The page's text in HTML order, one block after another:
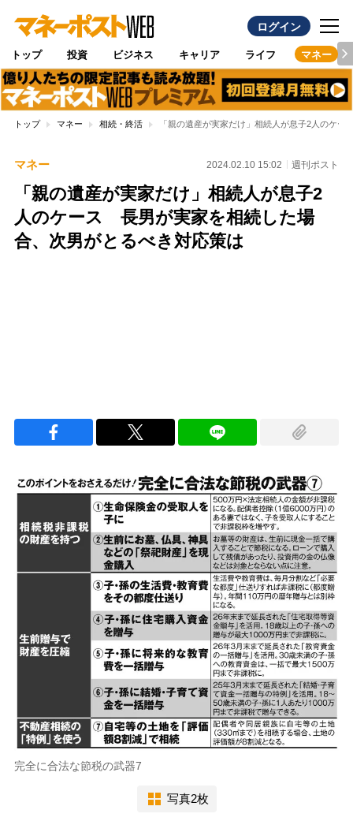
ログイン
トップ 投資 ビジネス キャリア ライフ マネー
トップ マネー 相続・終活 「親の遺産が実家だけ」相続人が息子2人のケ
マネー 2024.02.10 15:02 週刊ポスト
「親の遺産が実家だけ」相続人が息子2
人のケース 長男が実家を相続した場
合、次男がとるべき対応策は
完全に合法な節税の武器7
写真2枚